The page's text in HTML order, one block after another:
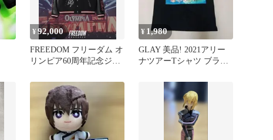
¥92,000
FREEDOM フリーダム オ
リンピア60周年記念ジャ
¥ 1,980
GLAY 美品! 2021アリー
ナツアーTシャツ ブラッ